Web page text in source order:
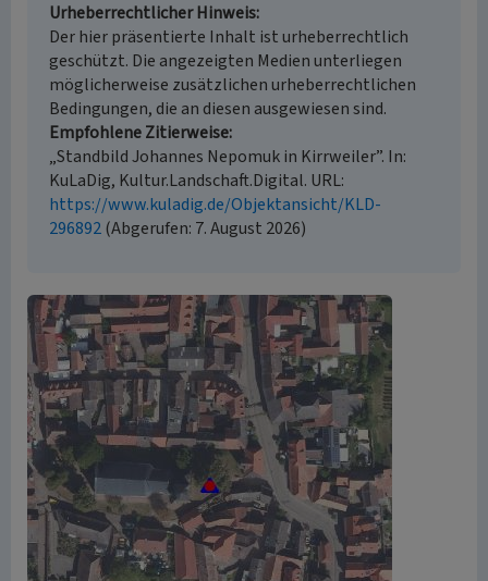
Urheberrechtlicher Hinweis
Der hier präsentierte Inhalt ist urheberrechtlich
geschützt. Die angezeigten Medien unterliegen
möglicherweise zusätzlichen urheberrechtlichen
Bedingungen, die an diesen ausgewiesen sind.
Empfohlene Zitierweise
„Standbild Johannes Nepomuk in Kirrweiler”. In:
KuLaDig, Kultur.Landschaft.Digital. URL:
https://www.kuladig.de/Objektansicht/KLD-
296892(Abgerufen: 7. August 2026)